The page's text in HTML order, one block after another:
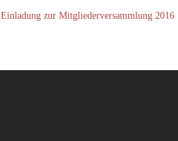
Einladung zur Mitgliederversammlung 2016